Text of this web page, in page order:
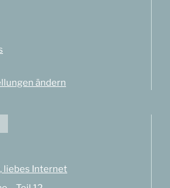
ändern
liebes Internet